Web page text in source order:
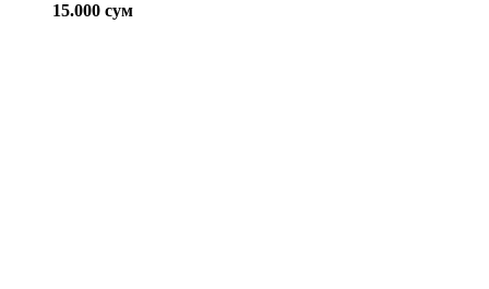
15.000 сум